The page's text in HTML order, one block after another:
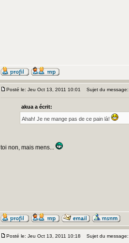
Posté le: Jeu Oct 13, 2011 10:01 Sujet du message:
akua a écrit:
Ahah! Je ne mange pas de ce pain là!
toi non, mais mens...
Posté le: Jeu Oct 13, 2011 10:18 Sujet du message: